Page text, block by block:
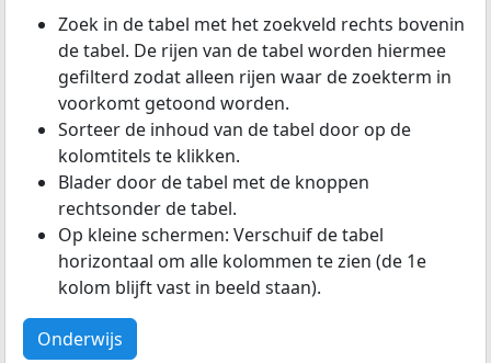
Zoek in de tabel met het zoekveld rechts bovenin
de tabel. De rijen van de tabel worden hiermee
gefilterd zodat alleen rijen waar de zoekterm in
voorkomt getoond worden.
Sorteer de inhoud van de tabel door op de
kolomtitels te klikken.
Blader door de tabel met de knoppen
rechtsonder de tabel.
Op kleine schermen: Verschuif de tabel
horizontaal om alle kolommen te zien (de 1e
kolom blijft vast in beeld staan).
Onderwijs